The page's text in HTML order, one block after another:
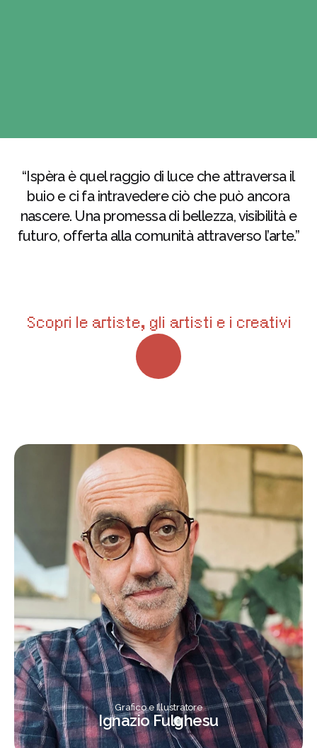
I P E A
“Ispèra è quel raggio di luce che attraversa il
buio e ci fa intravedere ciò che può ancora
nascere. Una promessa di bellezza, visibilità e
futuro, offerta alla comunità attraverso l’arte.”
Scopri le artiste, gli artisti e i creativi
Grafico e Illustratore
Ignazio Fulghesu